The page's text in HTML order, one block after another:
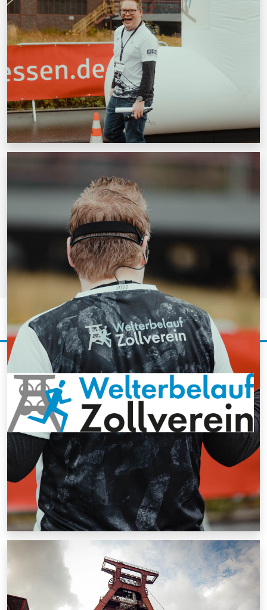
Für Presseanfragen und -informationen wenden Sie sich
bitte an den nebenstehenden Ansprechpartner. Die
bereitgestellten Pressebilder dürfen bei Nennung des
Bildnachweises im Rahmen der Berichterstattung frei
verwendet werden.
Kontakt